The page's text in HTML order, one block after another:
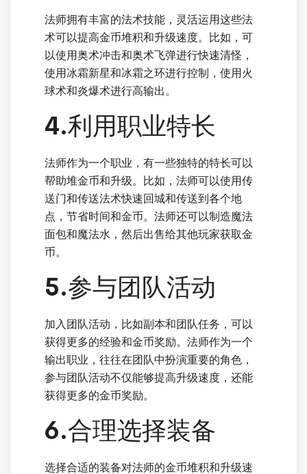
法师拥有丰富的法术技能，灵活运用这些法
术可以提高金币堆积和升级速度。比如，可
以使用奥术冲击和奥术飞弹进行快速清怪，
使用冰霜新星和冰霜之环进行控制，使用火
球术和炎爆术进行高输出。
4.利用职业特长
法师作为一个职业，有一些独特的特长可以
帮助堆金币和升级。比如，法师可以使用传
送门和传送法术快速回城和传送到各个地
点，节省时间和金币。法师还可以制造魔法
面包和魔法水，然后出售给其他玩家获取金
币。
5.参与团队活动
加入团队活动，比如副本和团队任务，可以
获得更多的经验和金币奖励。法师作为一个
输出职业，往往在团队中扮演重要的角色，
参与团队活动不仅能够提高升级速度，还能
获得更多的金币奖励。
6.合理选择装备
选择合适的装备对法师的金币堆积和升级速